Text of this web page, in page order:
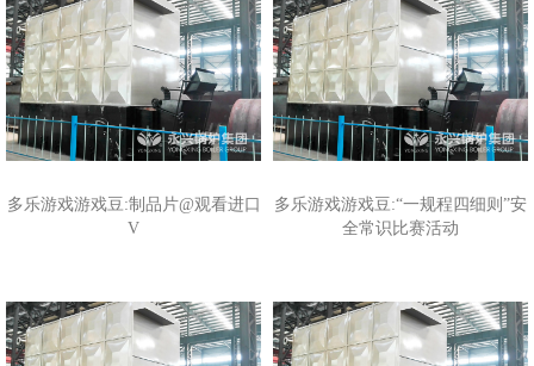
多乐游戏游戏豆:制品片@观看进口
V
多乐游戏游戏豆:“一规程四细则”安
全常识比赛活动